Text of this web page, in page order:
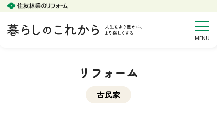
リフォーム
古民家